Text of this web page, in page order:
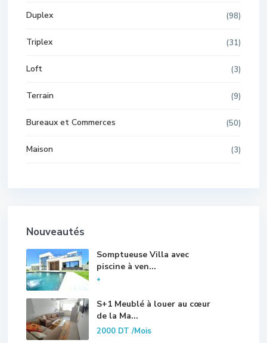
Duplex (98)
Triplex (31)
Loft (3)
Terrain (9)
Bureaux et Commerces (50)
Maison (3)
Nouveautés
Somptueuse Villa avec
piscine à ven...
*
S+1 Meublé à louer au cœur
de la Ma...
2000 DT/Mois